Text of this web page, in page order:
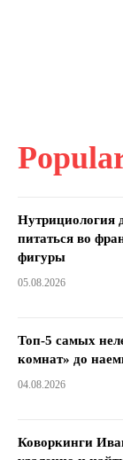
Нутрициология
питаться во
фигуры
05.08.2026
Топ-5 самых
комнат» до
04.08.2026
Коворкинги